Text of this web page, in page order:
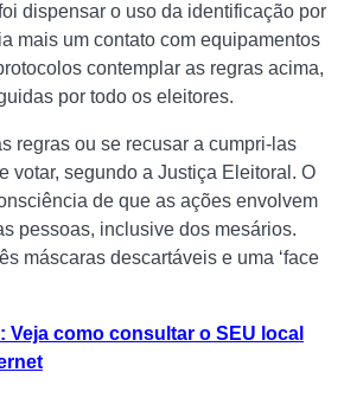
dispensar o uso da identificação por
mais um contato com equipamentos
contemplar as regras acima,
por todo os eleitores.
regras ou se recusar a cumpri-las
votar, segundo a Justiça Eleitoral. O
de que as ações envolvem
pessoas, inclusive dos mesários.
máscaras descartáveis e uma ‘face
Veja como consultar o SEU local